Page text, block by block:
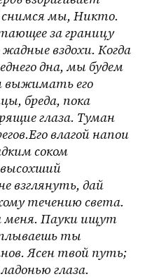
снимся мы, Никто.
за границу
жадные вздохи. Когда
дна, мы будем
выжимать его
бреда, пока
глаза. Туман
влагой напои
соком
взглянуть, дай
течению света.
меня. Пауки ищут
ты
Ясен твой путь;
глаза.